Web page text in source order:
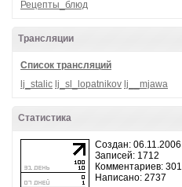
Рецепты_блюд
Трансляции
Список трансляций
lj_stalic lj_sl_lopatnikov lj__mjawa
Статистика
Создан: 06.11.2006
Записей: 1712
Комментариев: 301
Написано: 2737